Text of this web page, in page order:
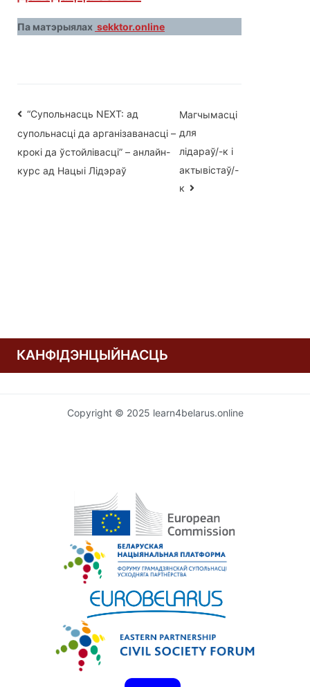
Па матэрыялах sekktor.online
Навігацыя
па
запісах
“Супольнасць NEXT: ад
супольнасці да арганізаванасці –
крокі да ўстойлівасці” – анлайн-
курс ад Нацыі Лідэраў
Магчымасці
для
лідараў/-к і
актывістаў/-
к
КАНФІДЭНЦЫЙНАСЦЬ
Copyright © 2025 learn4belarus.online